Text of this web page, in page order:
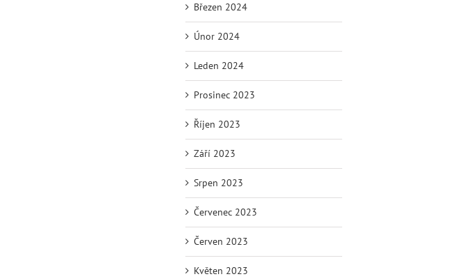
Březen 2024
Únor 2024
Leden 2024
Prosinec 2023
Říjen 2023
Září 2023
Srpen 2023
Červenec 2023
Červen 2023
Květen 2023